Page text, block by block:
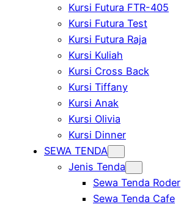
Kursi Futura FTR-405
Kursi Futura Test
Kursi Futura Raja
Kursi Kuliah
Kursi Cross Back
Kursi Tiffany
Kursi Anak
Kursi Olivia
Kursi Dinner
SEWA TENDA
Jenis Tenda
Sewa Tenda Roder
Sewa Tenda Cafe